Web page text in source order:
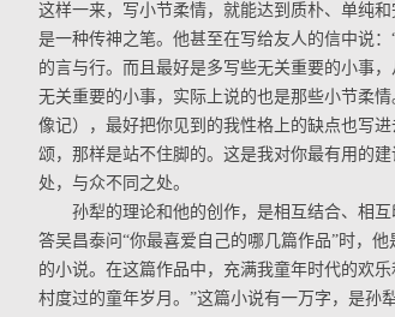
这样一来，写小节柔情，就能达到质朴、单纯
是一种传神之笔。他甚至在写给友人的信中说
的言与行。而且最好是多写些无关重要的小事
无关重要的小事，实际上说的也是那些小节柔
像记），最好把你见到的我性格上的缺点也写
颂，那样是站不住脚的。这是我对你最有用的
处，与众不同之处。
孙犁的理论和他的创作，是相互结合、相
答吴昌泰问“你最喜爱自己的哪几篇作品”时，
的小说。在这篇作品中，充满我童年时代的欢
村度过的童年岁月。”这篇小说有一万字，是孙